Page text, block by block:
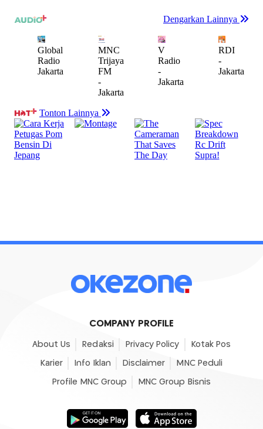
COMPANY PROFILE
About Us Redaksi Privacy Policy Kotak Pos
Karier Info Iklan Disclaimer MNC Peduli
Profile MNC Group MNC Group Bisnis